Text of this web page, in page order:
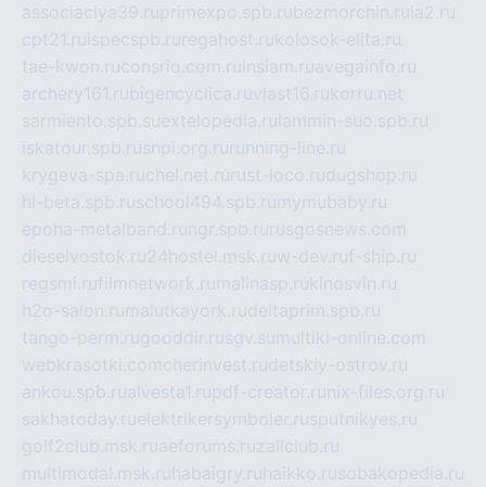
associaciya39.ruprimexpo.spb.rubezmorchin.ru ia2.ru
cpt21.ru ispecspb.ru regahost.rukolosok-elita.ru
tae-kwon.ruconsrio.com.ru insiam.ruavegainfo.ru
archery161.rubigencyclica.ruvlast16.rukorru.net
sarmiento.spb.suextelopedia.ru lammin-suo.spb.ru
iskatour.spb.rusnpi.org.ru running-line.ru
krygeva-spa.ruchel.net.ru rust-loco.rudugshop.ru
hl-beta.spb.ruschool494.spb.ru mymubaby.ru
epoha-metalband.ru ngr.spb.ru rusgosnews.com
dieselvostok.ru24hostel.msk.ruw-dev.ruf-ship.ru
regsmi.rufilmnetwork.ru malinasp.rukinosvin.ru
h2o-salon.ru malutkayork.rudeltaprim.spb.ru
tango-perm.rugooddir.rusgv.su multiki-online.com
webkrasotki.comcherinvest.rudetskiy-ostrov.ru
ankou.spb.rualvesta1.rupdf-creator.ru nix-files.org.ru
sakhatoday.ruelektrikersymboler.rusputnikyes.ru
golf2club.msk.ruaeforums.ruzallclub.ru
multimodal.msk.ru habaigry.ru haikko.rusobakopedia.ru